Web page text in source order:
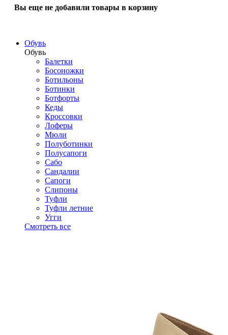
Вы еще не добавили товары в корзину
Обувь
Обувь
Балетки
Босоножки
Ботильоны
Ботинки
Ботфорты
Кеды
Кроссовки
Лоферы
Мюли
Полуботинки
Полусапоги
Сабо
Сандалии
Сапоги
Слипоны
Туфли
Туфли летние
Угги
Смотреть все